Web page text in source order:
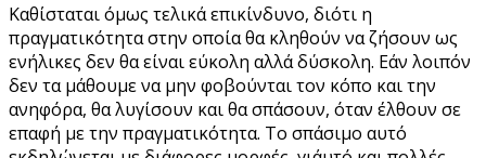
Καθίσταται όμως τελικά επικίνδυνο, διότι η
πραγματικότητα στην οποία θα κληθούν να ζήσουν ως
ενήλικες δεν θα είναι εύκολη αλλά δύσκολη. Εάν λοιπόν
δεν τα μάθουμε να μην φοβούνται τον κόπο και την
ανηφόρα, θα λυγίσουν και θα σπάσουν, όταν έλθουν σε
επαφή με την πραγματικότητα. Το σπάσιμο αυτό